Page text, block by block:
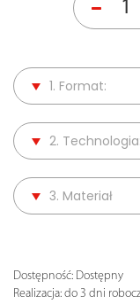
1. Format:
2. Technologia:
3. Materiał
Dostępność: Dostępny
Realizacja: do 3 dni